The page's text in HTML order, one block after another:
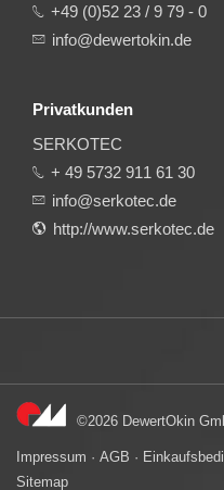
+49 (0)52 23 / 9 79 - 0
info@dewertokin.de
Privatkunden
SERKOTEC
+ 49 5732 911 61 30
info@serkotec.de
http://www.serkotec.de
©2026 DewertOkin
Impressum · AGB ·
Sitemap